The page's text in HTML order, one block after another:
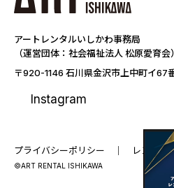
アートレンタルいしかわ事務局
（運営団体：社会福祉法人 松原愛育会）
〒920-1146 石川県金沢市上中町イ67
Instagram
©ART RENTAL ISHIKAWA
プライバシーポリシー レンタル